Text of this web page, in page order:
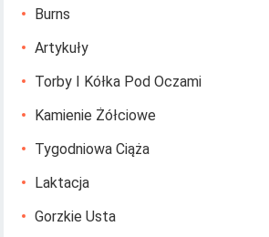
Burns
Artykuły
Torby I Kółka Pod Oczami
Kamienie Żółciowe
Tygodniowa Ciąża
Laktacja
Gorzkie Usta